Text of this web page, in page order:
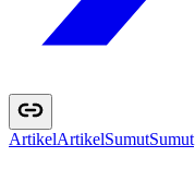
ArtikelArtikelSumutSumut